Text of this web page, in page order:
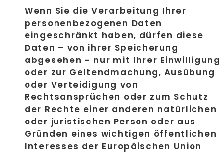
Wenn Sie die Verarbeitung Ihrer
personenbezogenen Daten
eingeschränkt haben, dürfen diese
Daten – von ihrer Speicherung
abgesehen – nur mit Ihrer Einwilligung
oder zur Geltendmachung, Ausübung
oder Verteidigung von
Rechtsansprüchen oder zum Schutz
der Rechte einer anderen natürlichen
oder juristischen Person oder aus
Gründen eines wichtigen öffentlichen
Interesses der Europäischen Union